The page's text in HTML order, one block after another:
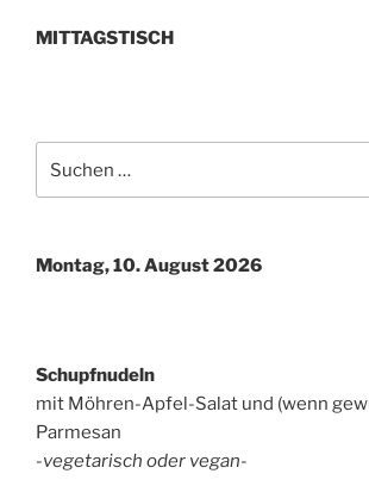
MITTAGSTISCH
nach:
Montag, 10. August 2026
Schupfnudeln
mit Möhren-Apfel-Salat und (wenn
Parmesan
-vegetarisch oder vegan-